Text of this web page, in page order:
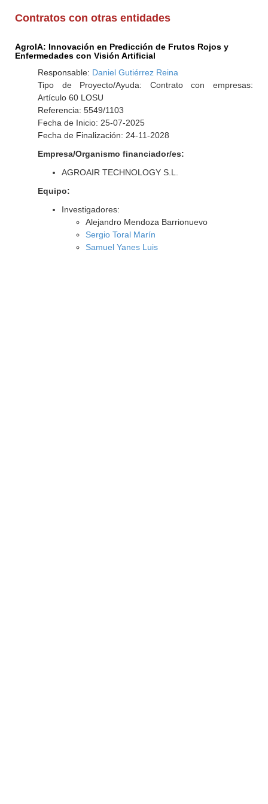
Contratos con otras entidades
AgroIA: Innovación en Predicción de Frutos Rojos y
Enfermedades con Visión Artificial
Responsable: Daniel Gutiérrez Reina
Tipo de Proyecto/Ayuda: Contrato con empresas:
Artículo 60 LOSU
Referencia: 5549/1103
Fecha de Inicio: 25-07-2025
Fecha de Finalización: 24-11-2028
Empresa/Organismo financiador/es:
AGROAIR TECHNOLOGY S.L.
Equipo:
Investigadores:
Alejandro Mendoza Barrionuevo
Sergio Toral Marín
Samuel Yanes Luis